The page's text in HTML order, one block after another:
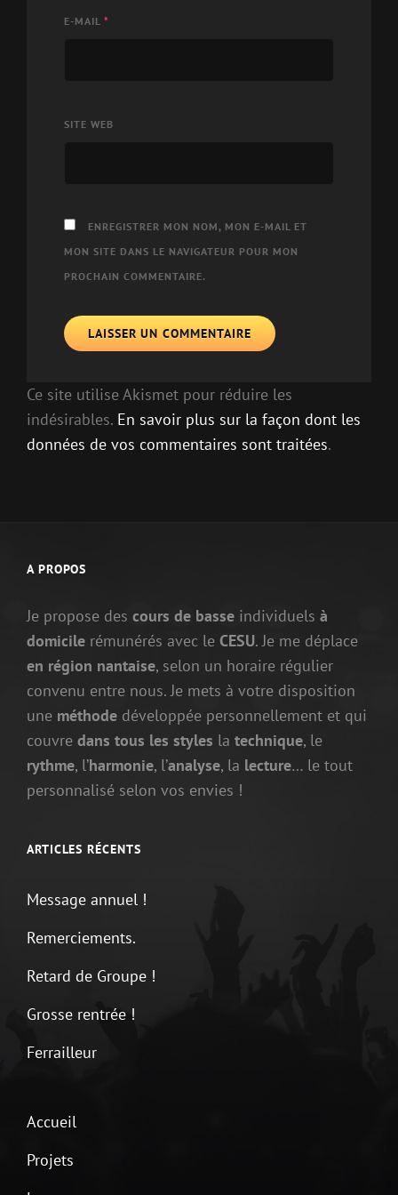
E-MAIL *
SITE WEB
ENREGISTRER MON NOM, MON E-MAIL ET
MON SITE DANS LE NAVIGATEUR POUR MON
PROCHAIN COMMENTAIRE.
Ce site utilise Akismet pour réduire les
indésirables. En savoir plus sur la façon dont les
données de vos commentaires sont traitées.
A PROPOS
Je propose des cours de basse individuels à
domicile rémunérés avec le CESU. Je me déplace
en région nantaise, selon un horaire régulier
convenu entre nous. Je mets à votre disposition
une méthode développée personnellement et qui
couvre dans tous les styles la technique, le
rythme, l’harmonie, l’analyse, la lecture… le tout
personnalisé selon vos envies !
ARTICLES RÉCENTS
Message annuel !
Remerciements.
Retard de Groupe !
Grosse rentrée !
Ferrailleur
Accueil
Projets